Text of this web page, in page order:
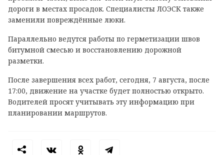
дороги в местах просадок. Специалисты ЛОЭСК также
заменили повреждённые люки.
Параллельно ведутся работы по герметизации швов
битумной смесью и восстановлению дорожной
разметки.
После завершения всех работ, сегодня, 7 августа, после
17:00, движение на участке будет полностью открыто.
Водителей просят учитывать эту информацию при
планировании маршрутов.